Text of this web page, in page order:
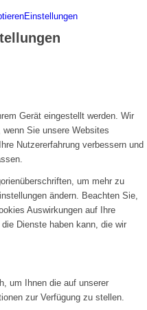
Einstellungen
Gerät eingestellt werden. Wir
Sie unsere Websites
Nutzererfahrung verbessern und
um mehr zu
ändern. Beachten Sie,
Auswirkungen auf Ihre
Dienste haben kann, die wir
um Ihnen die auf unserer
zur Verfügung zu stellen.